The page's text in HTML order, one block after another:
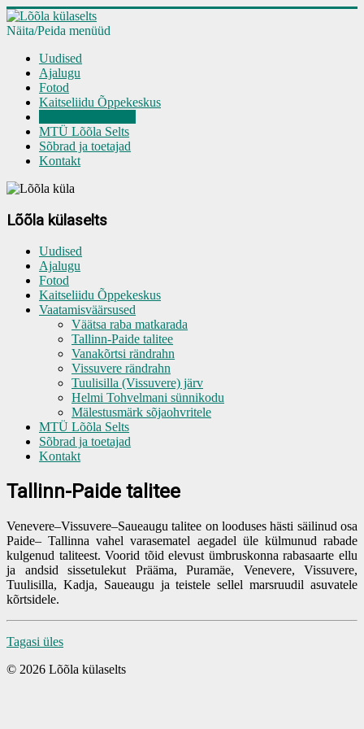
Näita/Peida menüüd
Uudised
Ajalugu
Fotod
Kaitseliidu Õppekeskus
MTÜ Lõõla Selts
Sõbrad ja toetajad
Kontakt
Lõõla külaselts
Uudised
Ajalugu
Fotod
Kaitseliidu Õppekeskus
Vaatamisväärsused
Väätsa raba matkarada
Tallinn-Paide talitee
Vanakõrtsi rändrahn
Vissuvere rändrahn
Tuulisilla (Vissuvere) järv
Helmi Tohvelmani sünnikodu
Mälestusmärk sõjaohvritele
MTÜ Lõõla Selts
Sõbrad ja toetajad
Kontakt
Tallinn-Paide talitee
Venevere–Vissuvere–Saueaugu talitee on looduses hästi säilinud osa
Paide– Tallinna vahel varasematel aegadel üle külmunud rabade
kulgenud taliteest. Voorid tõid elevust ümbruskonna rabasaarte ellu
ja andsid sissetulekut Prääma, Puramäe, Venevere, Vissuvere,
Tuulisilla, Kadja, Saueaugu ja teistele sellel marsruudil asuvatele
kõrtsidele.
Tagasi üles
© 2026 Lõõla külaselts